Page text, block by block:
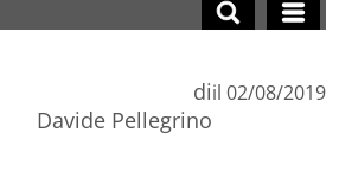
di
Davide Pellegrino
il 02/08/2019